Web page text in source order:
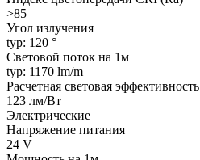
>85
Угол излучения
typ: 120 °
Световой поток на 1м
typ: 1170 lm/m
Расчетная световая эффективность
123 лм/Вт
Электрические
Напряжение питания
24 V